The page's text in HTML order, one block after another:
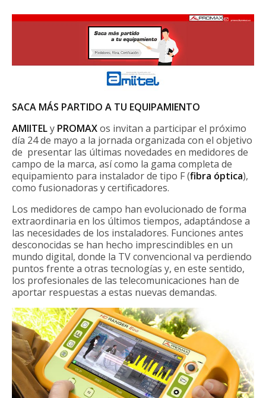
SACA MÁS PARTIDO A TU EQUIPAMIENTO
AMIITELy PROMAXos invitan a participar el próximo
día 24 de mayo a la jornada organizada con el objetivo
de presentar las últimas novedades en medidores de
campo de la marca, así como la gama completa de
equipamiento para instalador de tipo F (fibra óptica),
como fusionadoras y certificadores.
Los medidores de campo han evolucionado de forma
extraordinaria en los últimos tiempos, adaptándose a
las necesidades de los instaladores. Funciones antes
desconocidas se han hecho imprescindibles en un
mundo digital, donde la TV convencional va perdiendo
puntos frente a otras tecnologías y, en este sentido,
los profesionales de las telecomunicaciones han de
aportar respuestas a estas nuevas demandas.